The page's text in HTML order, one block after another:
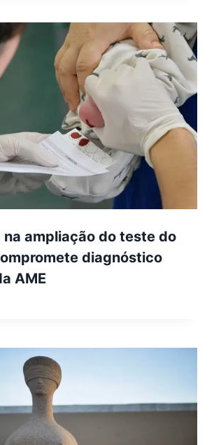
na ampliação do teste do
diagnóstico
AME